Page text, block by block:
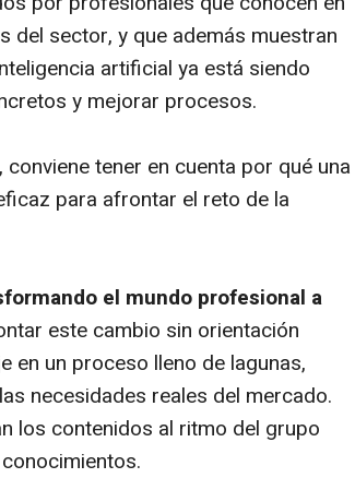
del sector, y que además muestran
artificial ya está siendo
y mejorar procesos.
tener en cuenta por qué una
para afrontar el reto de la
el mundo profesional a
este cambio sin orientación
en un proceso lleno de lagunas,
necesidades reales del mercado.
los contenidos al ritmo del grupo